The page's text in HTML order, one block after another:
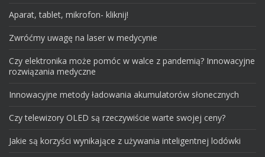
Aparat, tablet, mikrofon- kliknij!
Zwróćmy uwagę na laser w medycynie
Czy elektronika może pomóc w walce z pandemią? Innowacyjne
rozwiązania medyczne
Innowacyjne metody ładowania akumulatorów słonecznych
Czy telewizory OLED są rzeczywiście warte swojej ceny?
Jakie są korzyści wynikające z używania inteligentnej lodówki